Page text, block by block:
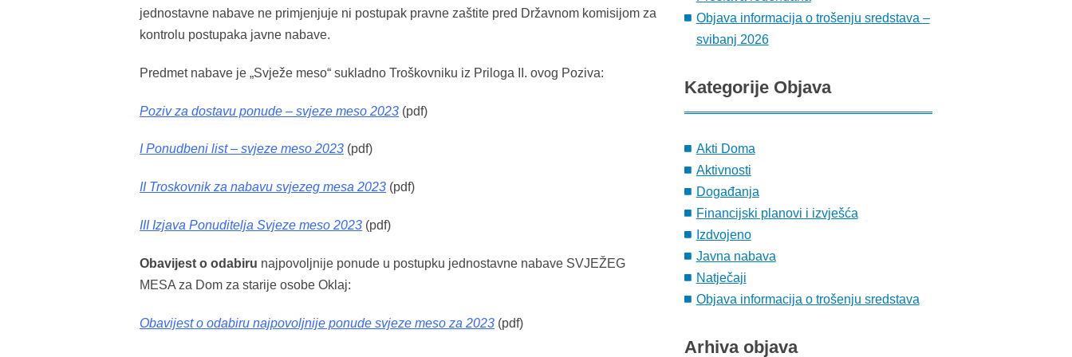
jednostavne nabave ne primjenjuje ni postupak pravne zaštite pred Državnom komisijom za
kontrolu postupaka javne nabave.
Predmet nabave je „Svježe meso“ sukladno Troškovniku iz Priloga II. ovog Poziva:
Poziv za dostavu ponude – svjeze meso 2023 (pdf)
I Ponudbeni list – svjeze meso 2023 (pdf)
II Troskovnik za nabavu svjezeg mesa 2023 (pdf)
III Izjava Ponuditelja Svjeze meso 2023 (pdf)
Obavijest o odabiru najpovoljnije ponude u postupku jednostavne nabave SVJEŽEG
MESA za Dom za starije osobe Oklaj:
Obavijest o odabiru najpovoljnije ponude svjeze meso za 2023 (pdf)
Objava informacija o trošenju sredstava –
svibanj 2026
Kategorije Objava
Akti Doma
Aktivnosti
Događanja
Financijski planovi i izvješća
Izdvojeno
Javna nabava
Natječaji
Objava informacija o trošenju sredstava
Arhiva objava